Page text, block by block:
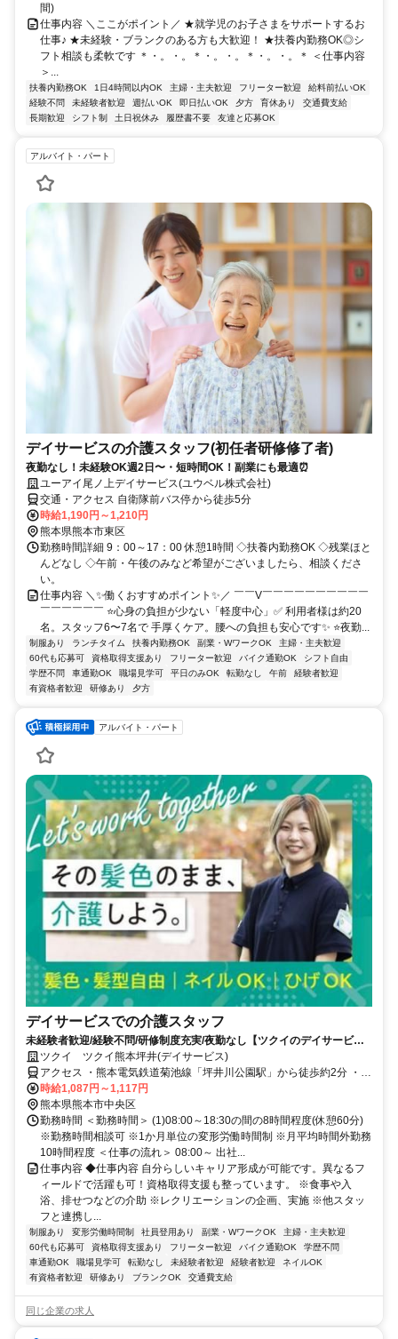
間)
仕事内容 ＼ここがポイント／ ★就学児のお子さまをサポートするお
仕事♪ ★未経験・ブランクのある方も大歓迎！ ★扶養内勤務OK◎シ
フト相談も柔軟です ＊・。・。＊・。・。＊・。・。＊ ＜仕事内容
＞...
扶養内勤務OK 1日4時間以内OK 主婦・主夫歓迎 フリーター歓迎
給料前払いOK
経験不問
未経験者歓迎 週払いOK 即日払いOK 夕方 育休あり
交通費支給
長期歓迎
シフト制 土日祝休み 履歴書不要 友達と応募OK
アルバイト・パート
デイサービスの介護スタッフ(初任者研修修了者)
夜勤なし！未経験OK週2日〜・短時間OK！副業にも最適⏰
ユーアイ尾ノ上デイサービス(ユウベル株式会社)
交通・アクセス 自衛隊前バス停から徒歩5分
時給1,190円～1,210円
熊本県熊本市東区
勤務時間詳細 9：00～17：00 休憩1時間 ◇扶養内勤務OK ◇残業ほと
んどなし ◇午前・午後のみなど希望がございましたら、相談くださ
い。
仕事内容 ＼✨働くおすすめポイント✨／ ￣￣V￣￣￣￣￣￣￣￣￣￣
￣￣￣￣￣￣ ⭐心身の負担が少ない「軽度中心」✅ 利用者様は約20
名。スタッフ6〜7名で 手厚くケア。腰への負担も安心です✨ ⭐夜勤...
制服あり ランチタイム 扶養内勤務OK 副業・WワークOK
主婦・主夫歓迎
60代も応募可
資格取得支援あり フリーター歓迎 バイク通勤OK
シフト自由
学歴不問
車通勤OK 職場見学可 平日のみOK 転勤なし 午前
経験者歓迎
有資格者歓迎
研修あり 夕方
アルバイト・パート
デイサービスでの介護スタッフ
未経験者歓迎/経験不問/研修制度充実/夜勤なし【ツクイのデイサービス/
介護スタッフ求人】
ツクイ ツクイ熊本坪井(デイサービス)
アクセス ・熊本電気鉄道菊池線「坪井川公園駅」から徒歩約2分 ・熊
本電気鉄道藤崎線「黒髪町駅」から徒歩約10分
時給1,087円～1,117円
熊本県熊本市中央区
勤務時間 ＜勤務時間＞ (1)08:00～18:30の間の8時間程度(休憩60分)
※勤務時間相談可 ※1か月単位の変形労働時間制 ※月平均時間外勤務
10時間程度 ＜仕事の流れ＞ 08:00～ 出社...
仕事内容 ◆仕事内容 自分らしいキャリア形成が可能です。異なるフ
ィールドで活躍も可！資格取得支援も整っています。 ※食事や入
浴、排せつなどの介助 ※レクリエーションの企画、実施 ※他スタッ
フと連携し...
制服あり 変形労働時間制 社員登用あり 副業・WワークOK
主婦・主夫歓迎
60代も応募可
資格取得支援あり フリーター歓迎 バイク通勤OK
学歴不問
車通勤OK
職場見学可 転勤なし 未経験者歓迎 経験者歓迎
ネイルOK
有資格者歓迎
研修あり ブランクOK 交通費支給
同じ企業の求人